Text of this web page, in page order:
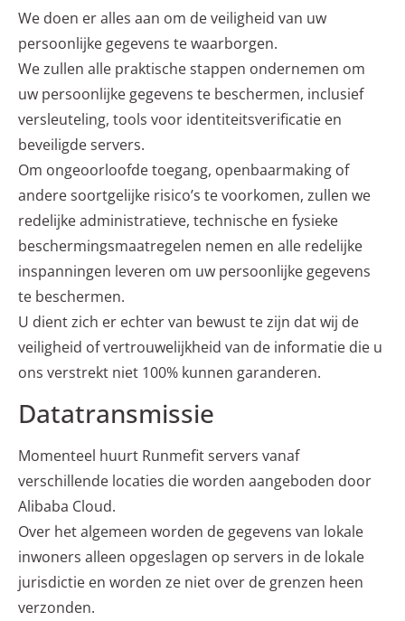
We doen er alles aan om de veiligheid van uw
persoonlijke gegevens te waarborgen.
We zullen alle praktische stappen ondernemen om
uw persoonlijke gegevens te beschermen, inclusief
versleuteling, tools voor identiteitsverificatie en
beveiligde servers.
Om ongeoorloofde toegang, openbaarmaking of
andere soortgelijke risico’s te voorkomen, zullen we
redelijke administratieve, technische en fysieke
beschermingsmaatregelen nemen en alle redelijke
inspanningen leveren om uw persoonlijke gegevens
te beschermen.
U dient zich er echter van bewust te zijn dat wij de
veiligheid of vertrouwelijkheid van de informatie die u
ons verstrekt niet 100% kunnen garanderen.
Datatransmissie
Momenteel huurt Runmefit servers vanaf
verschillende locaties die worden aangeboden door
Alibaba Cloud.
Over het algemeen worden de gegevens van lokale
inwoners alleen opgeslagen op servers in de lokale
jurisdictie en worden ze niet over de grenzen heen
verzonden.